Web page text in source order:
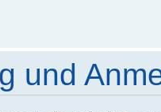
und